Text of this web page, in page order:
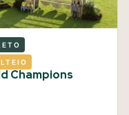
Champions